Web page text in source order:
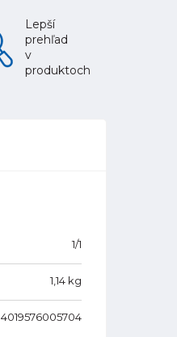
Lepší
prehľad
v
produktoch
1/1
1,14 kg
4019576005704